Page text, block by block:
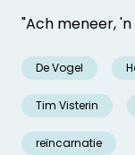
"Ach meneer, 'n
De Vogel
Tim Visterin
reïncarnatie